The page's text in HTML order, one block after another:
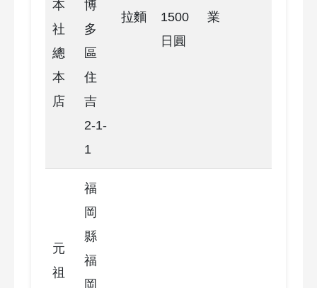
本
社
總
本
店
博
多
區
住
吉
2-1-
1
拉麵
1500
日圓
業
元
祖
福
岡
縣
福
岡